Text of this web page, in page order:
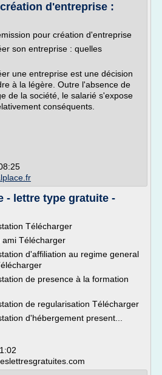
d'entreprise :
pour création d'entreprise
son entreprise : quelles
une entreprise est une décision
à la légère. Outre l'absence de
de la société, le salarié s'expose
conséquents.
- lettre type gratuite -
Télécharger
Télécharger
d'affiliation au regime general
de presence à la formation
de regularisation Télécharger
d'hébergement present...